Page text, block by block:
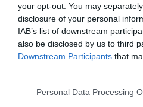
your opt-out. You may
disclosure of your personal
IAB’s list of downstream
also be disclosed by us to third
Downstream Participants that
Personal Data Processing